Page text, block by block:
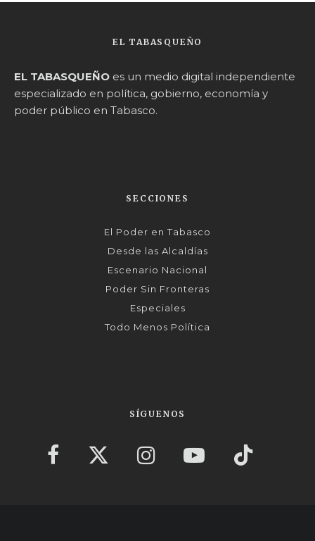
EL TABASQUEÑO
EL TABASQUEÑO es un medio digital independiente
especializado en política, gobierno, economía y
poder público en Tabasco.
SECCIONES
El Poder en Tabasco
Desde las Alcaldías
Escenario Nacional
Poder Sin Fronteras
Especiales
Todo Menos Política
SÍGUENOS